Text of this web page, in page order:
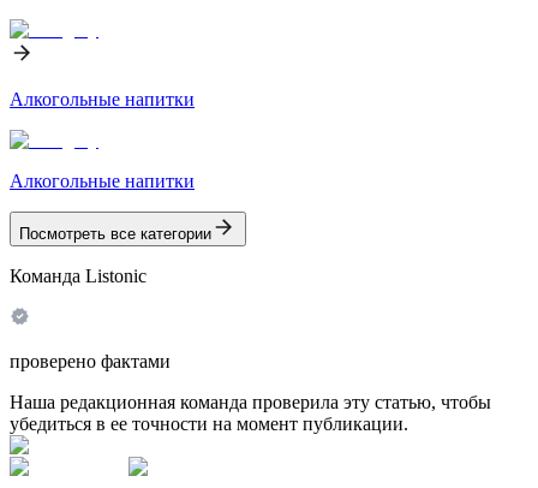
Алкогольные напитки
Алкогольные напитки
Посмотреть все категории
Команда Listonic
проверено фактами
Наша редакционная команда проверила эту статью, чтобы
убедиться в ее точности на момент публикации.